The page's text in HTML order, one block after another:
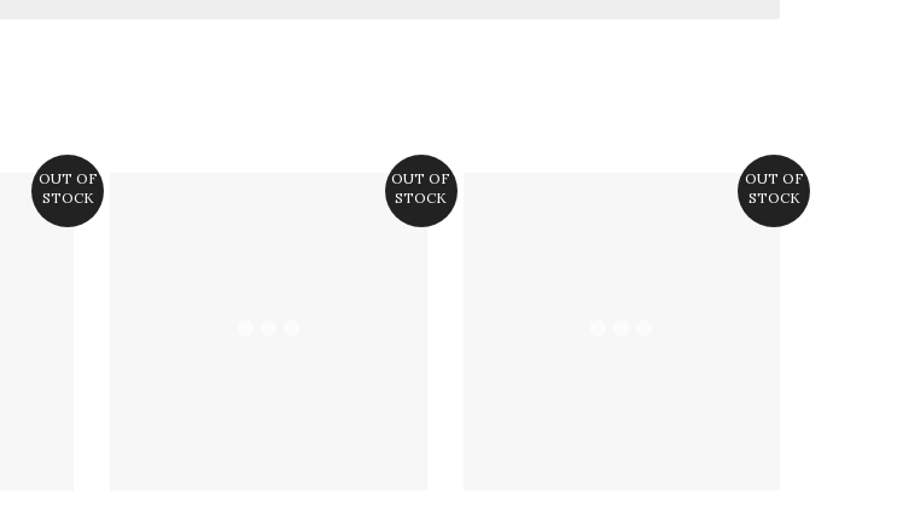
OUT OF
STOCK
OUT OF
STOCK
OUT OF
STOCK